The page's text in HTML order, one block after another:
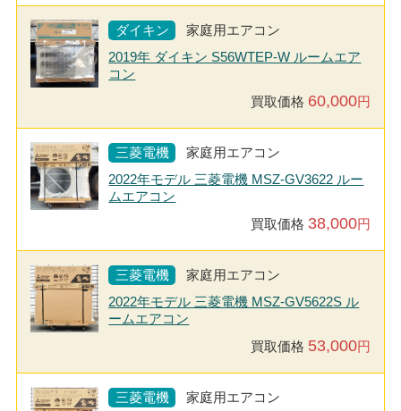
ダイキン
家庭用エアコン
2019年 ダイキン S56WTEP-W ルームエア
コン
買取価格 60,000円
三菱電機
家庭用エアコン
2022年モデル 三菱電機 MSZ-GV3622 ルー
ムエアコン
買取価格 38,000円
三菱電機
家庭用エアコン
2022年モデル 三菱電機 MSZ-GV5622S ル
ームエアコン
買取価格 53,000円
三菱電機
家庭用エアコン